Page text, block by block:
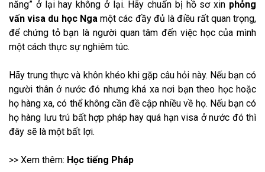
năng” ở lại hay không ở lại. Hãy chuẩn bị hồ sơ xin phỏng
vấn visa du học Nga một các đầy đủ là điều rất quan trọng,
để chứng tỏ bạn là người quan tâm đến việc học của mình
một cách thực sự nghiêm túc.
Hãy trung thực và khôn khéo khi gặp câu hỏi này. Nếu bạn có
người thân ở nước đó nhưng khá xa nơi bạn theo học hoặc
họ hàng xa, có thể không cần đề cập nhiều về họ. Nếu bạn có
họ hàng lưu trú bất hợp pháp hay quá hạn visa ở nước đó thì
đây sẽ là một bất lợi.
>> Xem thêm: Học tiếng Pháp